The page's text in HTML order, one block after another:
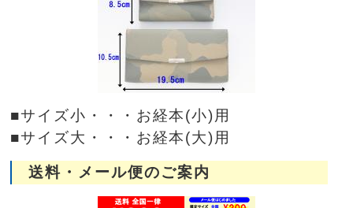
■サイズ小・・・お経本(小)用
■サイズ大・・・お経本(大)用
送料・メール便のご案内